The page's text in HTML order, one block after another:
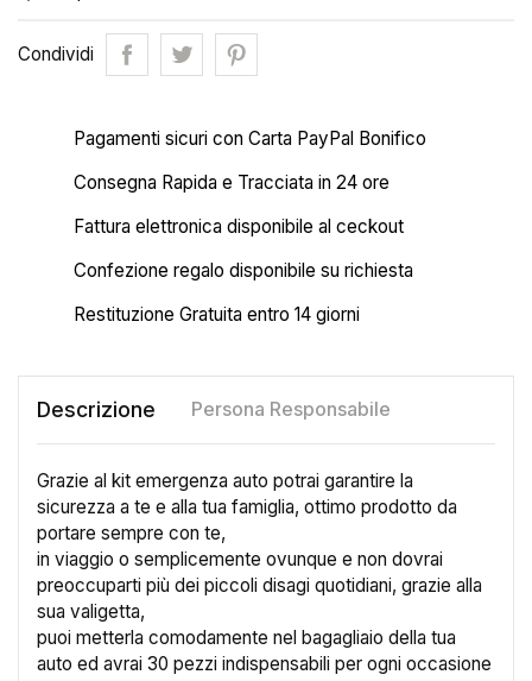
Condividi
Pagamenti sicuri con Carta PayPal Bonifico
Consegna Rapida e Tracciata in 24 ore
Fattura elettronica disponibile al ceckout
Confezione regalo disponibile su richiesta
Restituzione Gratuita entro 14 giorni
Descrizione Persona Responsabile
Grazie al kit emergenza auto potrai garantire la
sicurezza a te e alla tua famiglia, ottimo prodotto da
portare sempre con te,
in viaggio o semplicemente ovunque e non dovrai
preoccuparti più dei piccoli disagi quotidiani, grazie alla
sua valigetta,
puoi metterla comodamente nel bagagliaio della tua
auto ed avrai 30 pezzi indispensabili per ogni occasione